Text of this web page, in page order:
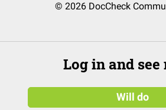
© 2026 DocCheck
Log in and see
Will do